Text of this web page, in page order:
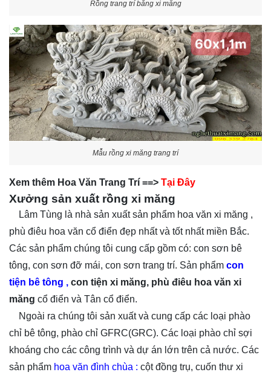
Rồng trang trí bằng xi măng
Mẫu rồng xi măng trang trí
Xem thêm Hoa Văn Trang Trí ==> Tại Đây
Xưởng sản xuất rồng xi măng
Lâm Tùng là nhà sản xuất sản phẩm hoa văn xi măng ,
phù điêu hoa văn cổ điển đẹp nhất và tốt nhất miền Bắc.
Các sản phẩm chúng tôi cung cấp gồm có: con sơn bê
tông, con sơn đỡ mái, con sơn trang trí. Sản phẩm con
tiện bê tông , con tiện xi măng, phù điêu hoa văn xi
măng cổ điển và Tân cổ điển.
Ngoài ra chúng tôi sản xuất và cung cấp các loại phào
chỉ bê tông, phào chỉ GFRC(GRC). Các loại phào chỉ sợi
khoáng cho các công trình và dự án lớn trên cả nước. Các
sản phẩm hoa văn đình chùa : cột đồng trụ, cuốn thư xi